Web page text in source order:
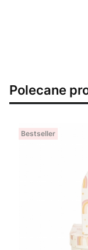
Polecane
Bestseller